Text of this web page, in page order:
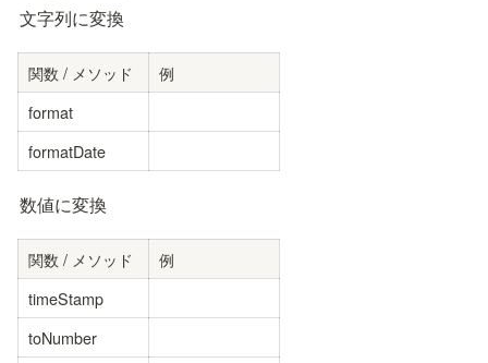
文字列に変換
関数 / メソッド
例
format
formatDate
数値に変換
関数 / メソッド
例
timeStamp
toNumber